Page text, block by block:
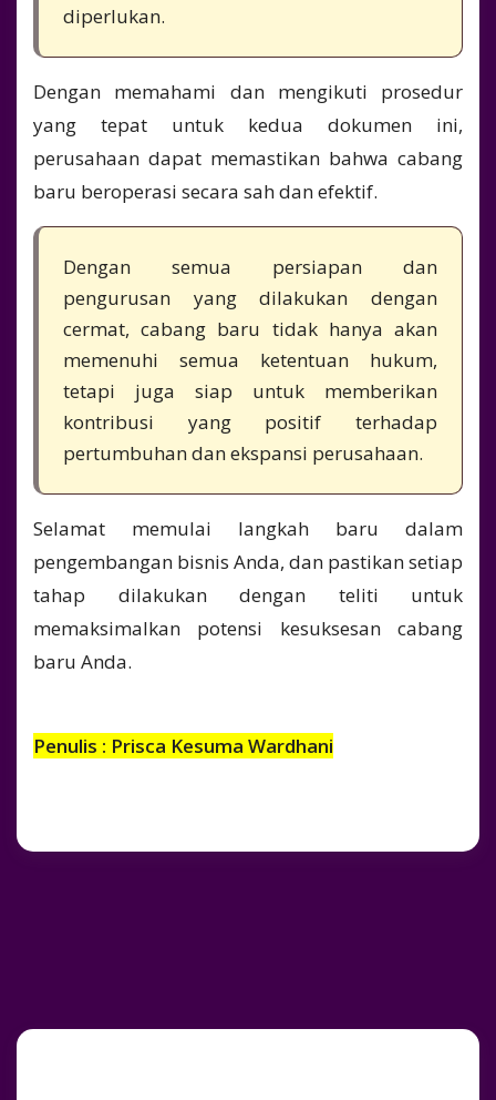
diperlukan.
Dengan memahami dan mengikuti prosedur
yang tepat untuk kedua dokumen ini,
perusahaan dapat memastikan bahwa cabang
baru beroperasi secara sah dan efektif.
Dengan semua persiapan dan
pengurusan yang dilakukan dengan
cermat, cabang baru tidak hanya akan
memenuhi semua ketentuan hukum,
tetapi juga siap untuk memberikan
kontribusi yang positif terhadap
pertumbuhan dan ekspansi perusahaan.
Selamat memulai langkah baru dalam
pengembangan bisnis Anda, dan pastikan setiap
tahap dilakukan dengan teliti untuk
memaksimalkan potensi kesuksesan cabang
baru Anda.
Penulis : Prisca Kesuma Wardhani